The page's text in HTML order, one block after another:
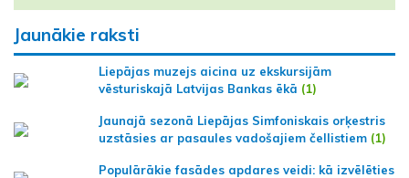
Jaunākie raksti
Liepājas muzejs aicina uz ekskursijām
vēsturiskajā Latvijas Bankas ēkā (1)
Jaunajā sezonā Liepājas Simfoniskais orķestris
uzstāsies ar pasaules vadošajiem čellistiem (1)
Populārākie fasādes apdares veidi: kā izvēlēties